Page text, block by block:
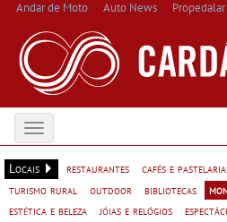
Andar de Moto Auto News Propedalar
Toggle
navigation
Locais
restaurantes cafés e
turismo rural
outdoor bibliotecas
estética e beleza
jóias e relógios